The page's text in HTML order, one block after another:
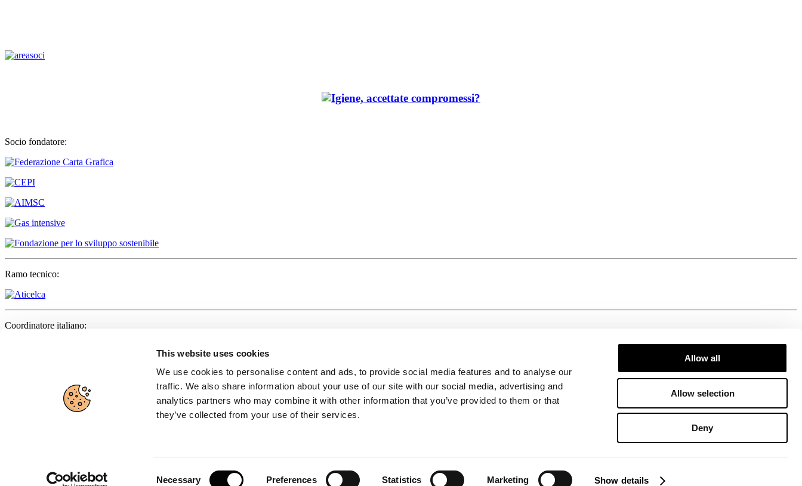
This website uses cookies
We use cookies to personalise content and ads, to provide social media features and to analyse our
traffic. We also share information about your use of our site with our social media, advertising and
analytics partners who may combine it with other information that you’ve provided to them or that
they’ve collected from your use of their services.
Necessary Preferences Statistics Marketing Show details
Allow all
Allow selection
Deny
Socio fondatore:
Ramo tecnico:
Coordinatore italiano: